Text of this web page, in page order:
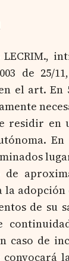
LECRIM.,
de
el art.
residir en
de
la
de su
caso de